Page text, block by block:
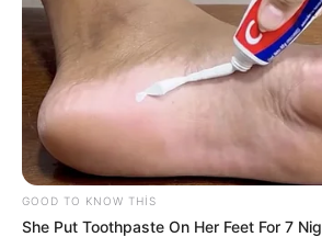
Bakıda bu dahilərin
Nazirə müraciət edildi
215
GOOD TO KNOW THIS
She Put Toothpaste On Her Feet For 7